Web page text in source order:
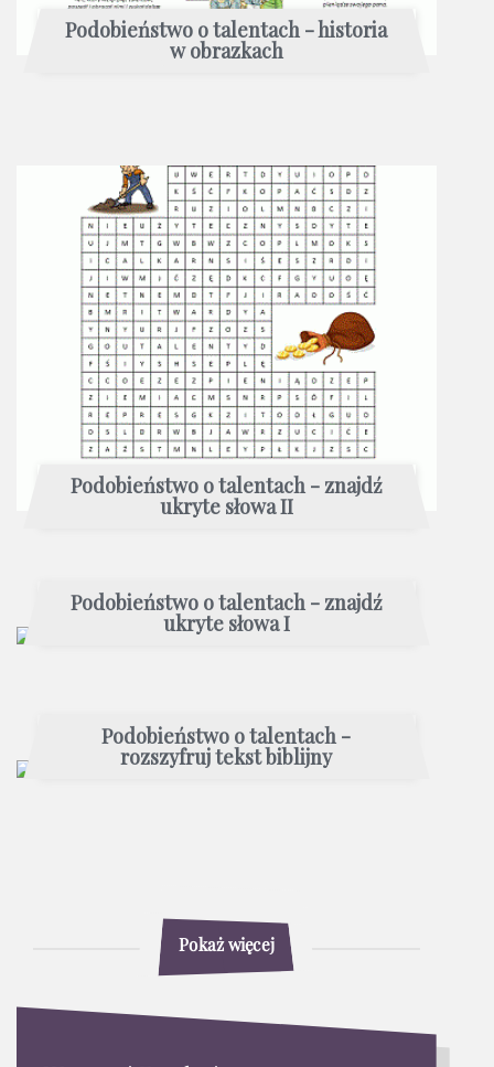
Podobieństwo o talentach - historia
w obrazkach
Podobieństwo o talentach - znajdź
ukryte słowa II
Podobieństwo o talentach - znajdź
ukryte słowa I
Podobieństwo o talentach -
rozszyfruj tekst biblijny
Pokaż więcej